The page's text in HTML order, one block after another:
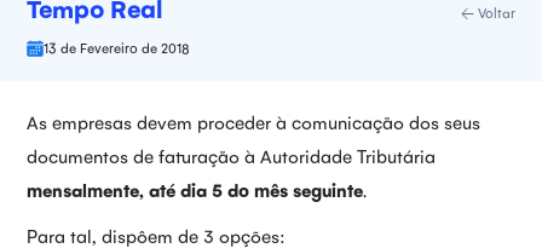
Tempo Real
13 de Fevereiro de 2018
Voltar
As empresas devem proceder à comunicação dos seus
documentos de faturação à Autoridade Tributária
mensalmente, até dia 5 do mês seguinte.
Para tal, dispôem de 3 opções: